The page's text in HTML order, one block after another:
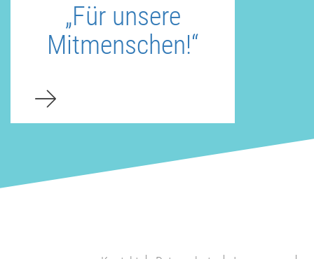
„Für unsere
Mitmenschen!“